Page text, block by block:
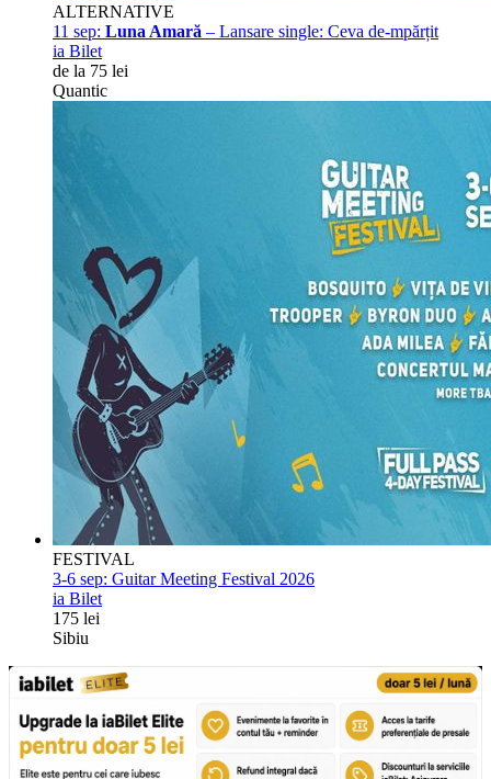
ALTERNATIVE
11 sep: Luna Amară – Lansare single: Ceva de-mpărțit
ia Bilet
de la 75 lei
Quantic
FESTIVAL
3-6 sep: Guitar Meeting Festival 2026
ia Bilet
175 lei
Sibiu